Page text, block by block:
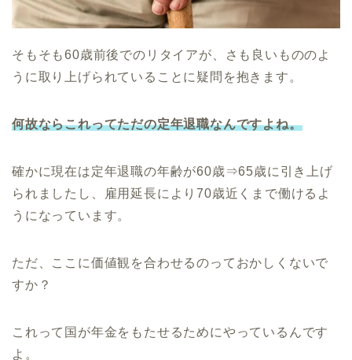
そもそも60歳前後でのリタイアが、さも良いもののよ
うに取り上げられていることに疑問を抱きます。
何故ならこれってただの定年退職なんですよね。
確かに現在は定年退職の年齢が60歳⇒65歳に引き上げ
られましたし、雇用延長により70歳近くまで働けるよ
うになっています。
ただ、ここに価値観を合わせるのっておかしくないで
すか？
これって国が年金をもたせるためにやっているんです
よ。